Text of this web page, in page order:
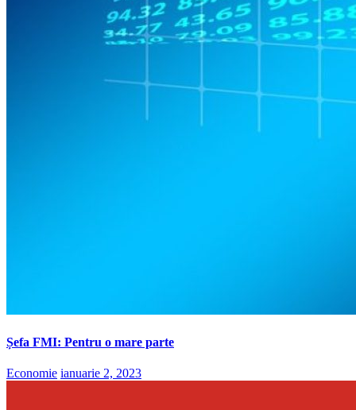
Șefa FMI: Pentru o mare parte
Economie ianuarie 2, 2023